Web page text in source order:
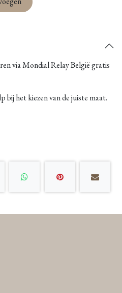
via Mondial Relay België gratis
bij het kiezen van de juiste maat.